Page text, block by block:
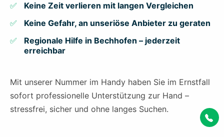
Keine Zeit verlieren mit langen Vergleichen
Keine Gefahr, an unseriöse Anbieter zu geraten
Regionale Hilfe in Bechhofen – jederzeit
erreichbar
Mit unserer Nummer im Handy haben Sie im Ernstfall
sofort professionelle Unterstützung zur Hand –
stressfrei, sicher und ohne langes Suchen.